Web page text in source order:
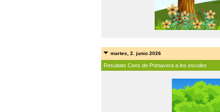
martes, 2. junio 2026
Resultats Cens de Primavera a les escoles